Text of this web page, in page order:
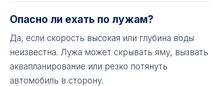
Опасно ли ехать по лужам?
Да, если скорость высокая или глубина воды
неизвестна. Лужа может скрывать яму, вызвать
аквапланирование или резко потянуть
автомобиль в сторону.